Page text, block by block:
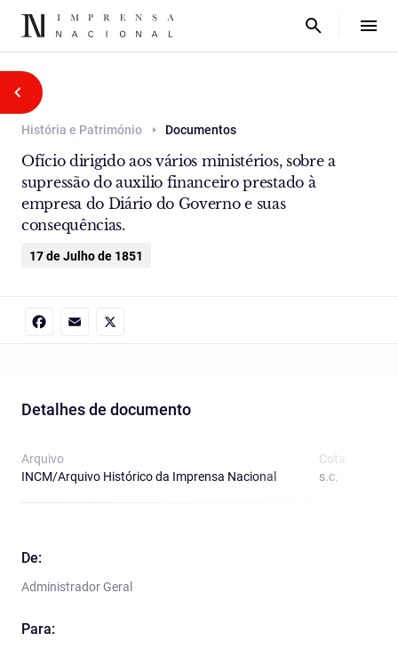
História e Património Documentos
Ofício dirigido aos vários ministérios, sobre a
supressão do auxilio financeiro prestado à
empresa do Diário do Governo e suas
consequências.
17 de Julho de 1851
Detalhes de documento
Arquivo
INCM/Arquivo Histórico da Imprensa Nacional
Cota
s.c.
De:
Administrador Geral
Para: